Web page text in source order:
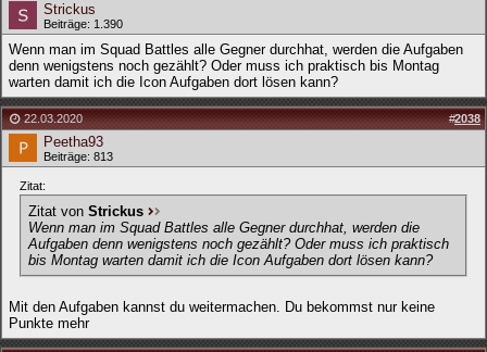
Strickus
Beiträge: 1.390
Wenn man im Squad Battles alle Gegner durchhat, werden die Aufgaben
denn wenigstens noch gezählt? Oder muss ich praktisch bis Montag
warten damit ich die Icon Aufgaben dort lösen kann?
22.03.2020 #2038
Peetha93
Beiträge: 813
Zitat:
Zitat von Strickus
Wenn man im Squad Battles alle Gegner durchhat, werden die
Aufgaben denn wenigstens noch gezählt? Oder muss ich praktisch
bis Montag warten damit ich die Icon Aufgaben dort lösen kann?
Mit den Aufgaben kannst du weitermachen. Du bekommst nur keine
Punkte mehr